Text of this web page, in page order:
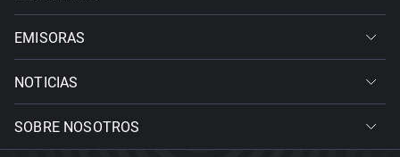
EMISORAS
NOTICIAS
SOBRE NOSOTROS